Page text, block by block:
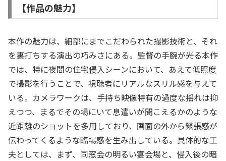
【作品の魅力】
本作の魅力は、細部にまでこだわられた撮影技術と、それ
を裏打ちする演出の巧みさにある。監督の手腕が光る本作
では、特に夜間の住宅侵入シーンにおいて、あえて低照度
で撮影を行うことで、視聴者にリアルなスリル感を与えて
いる。カメラワークは、手持ち映像特有の過度な揺れは抑
えつつ、まるでその場にいて息遣いが聞こえるかのような
近距離のショットを多用しており、画面の外から緊張感が
伝わってくるような臨場感を生み出している。具体的な工
夫としては、まず、同窓会の明るい宴会場と、侵入後の暗